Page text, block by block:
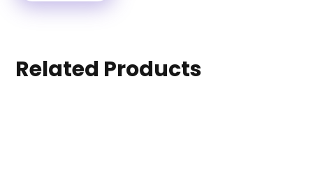
Related Products